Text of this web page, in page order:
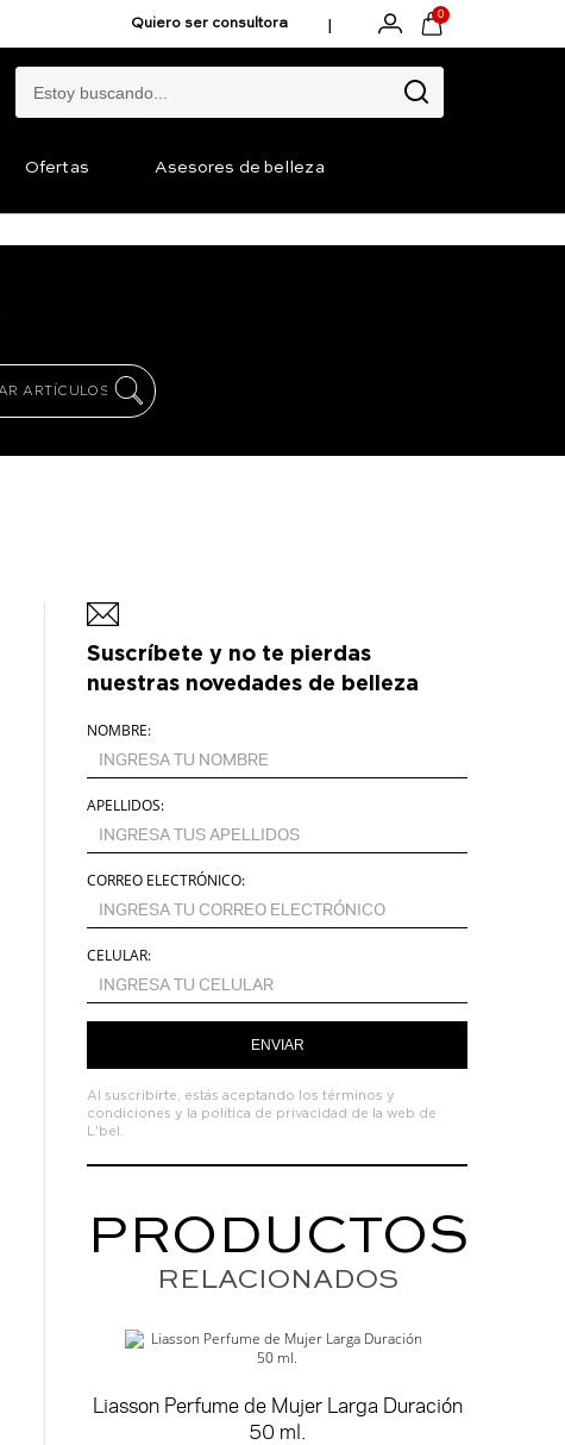
Quiero ser consultora | 0
Ofertas Asesores de belleza
Suscríbete y no te pierdas
nuestras novedades de belleza
NOMBRE:
APELLIDOS:
CORREO ELECTRÓNICO:
CELULAR:
ENVIAR
Al suscribirte, estás aceptando los términos y
condiciones y la política de privacidad de la web de
L'bel.
PRODUCTOS
RELACIONADOS
Liasson Perfume de Mujer Larga Duración
50 ml.